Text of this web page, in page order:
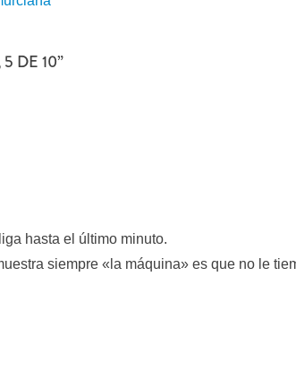
DE 10”
hasta el último minuto.
siempre «la máquina» es que no le